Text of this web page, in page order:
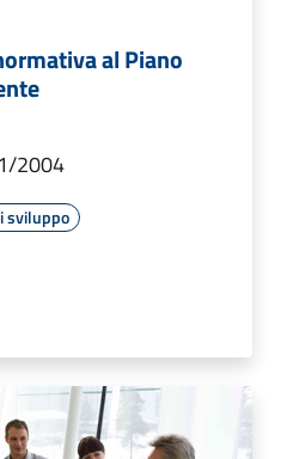
al Piano
2004
sviluppo